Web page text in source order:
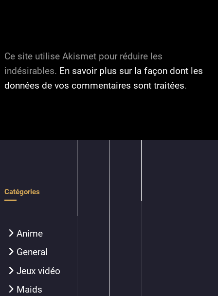
Ce site utilise Akismet pour réduire les
indésirables. En savoir plus sur la façon dont les
données de vos commentaires sont traitées.
Catégories
Anime
General
Jeux vidéo
Maids